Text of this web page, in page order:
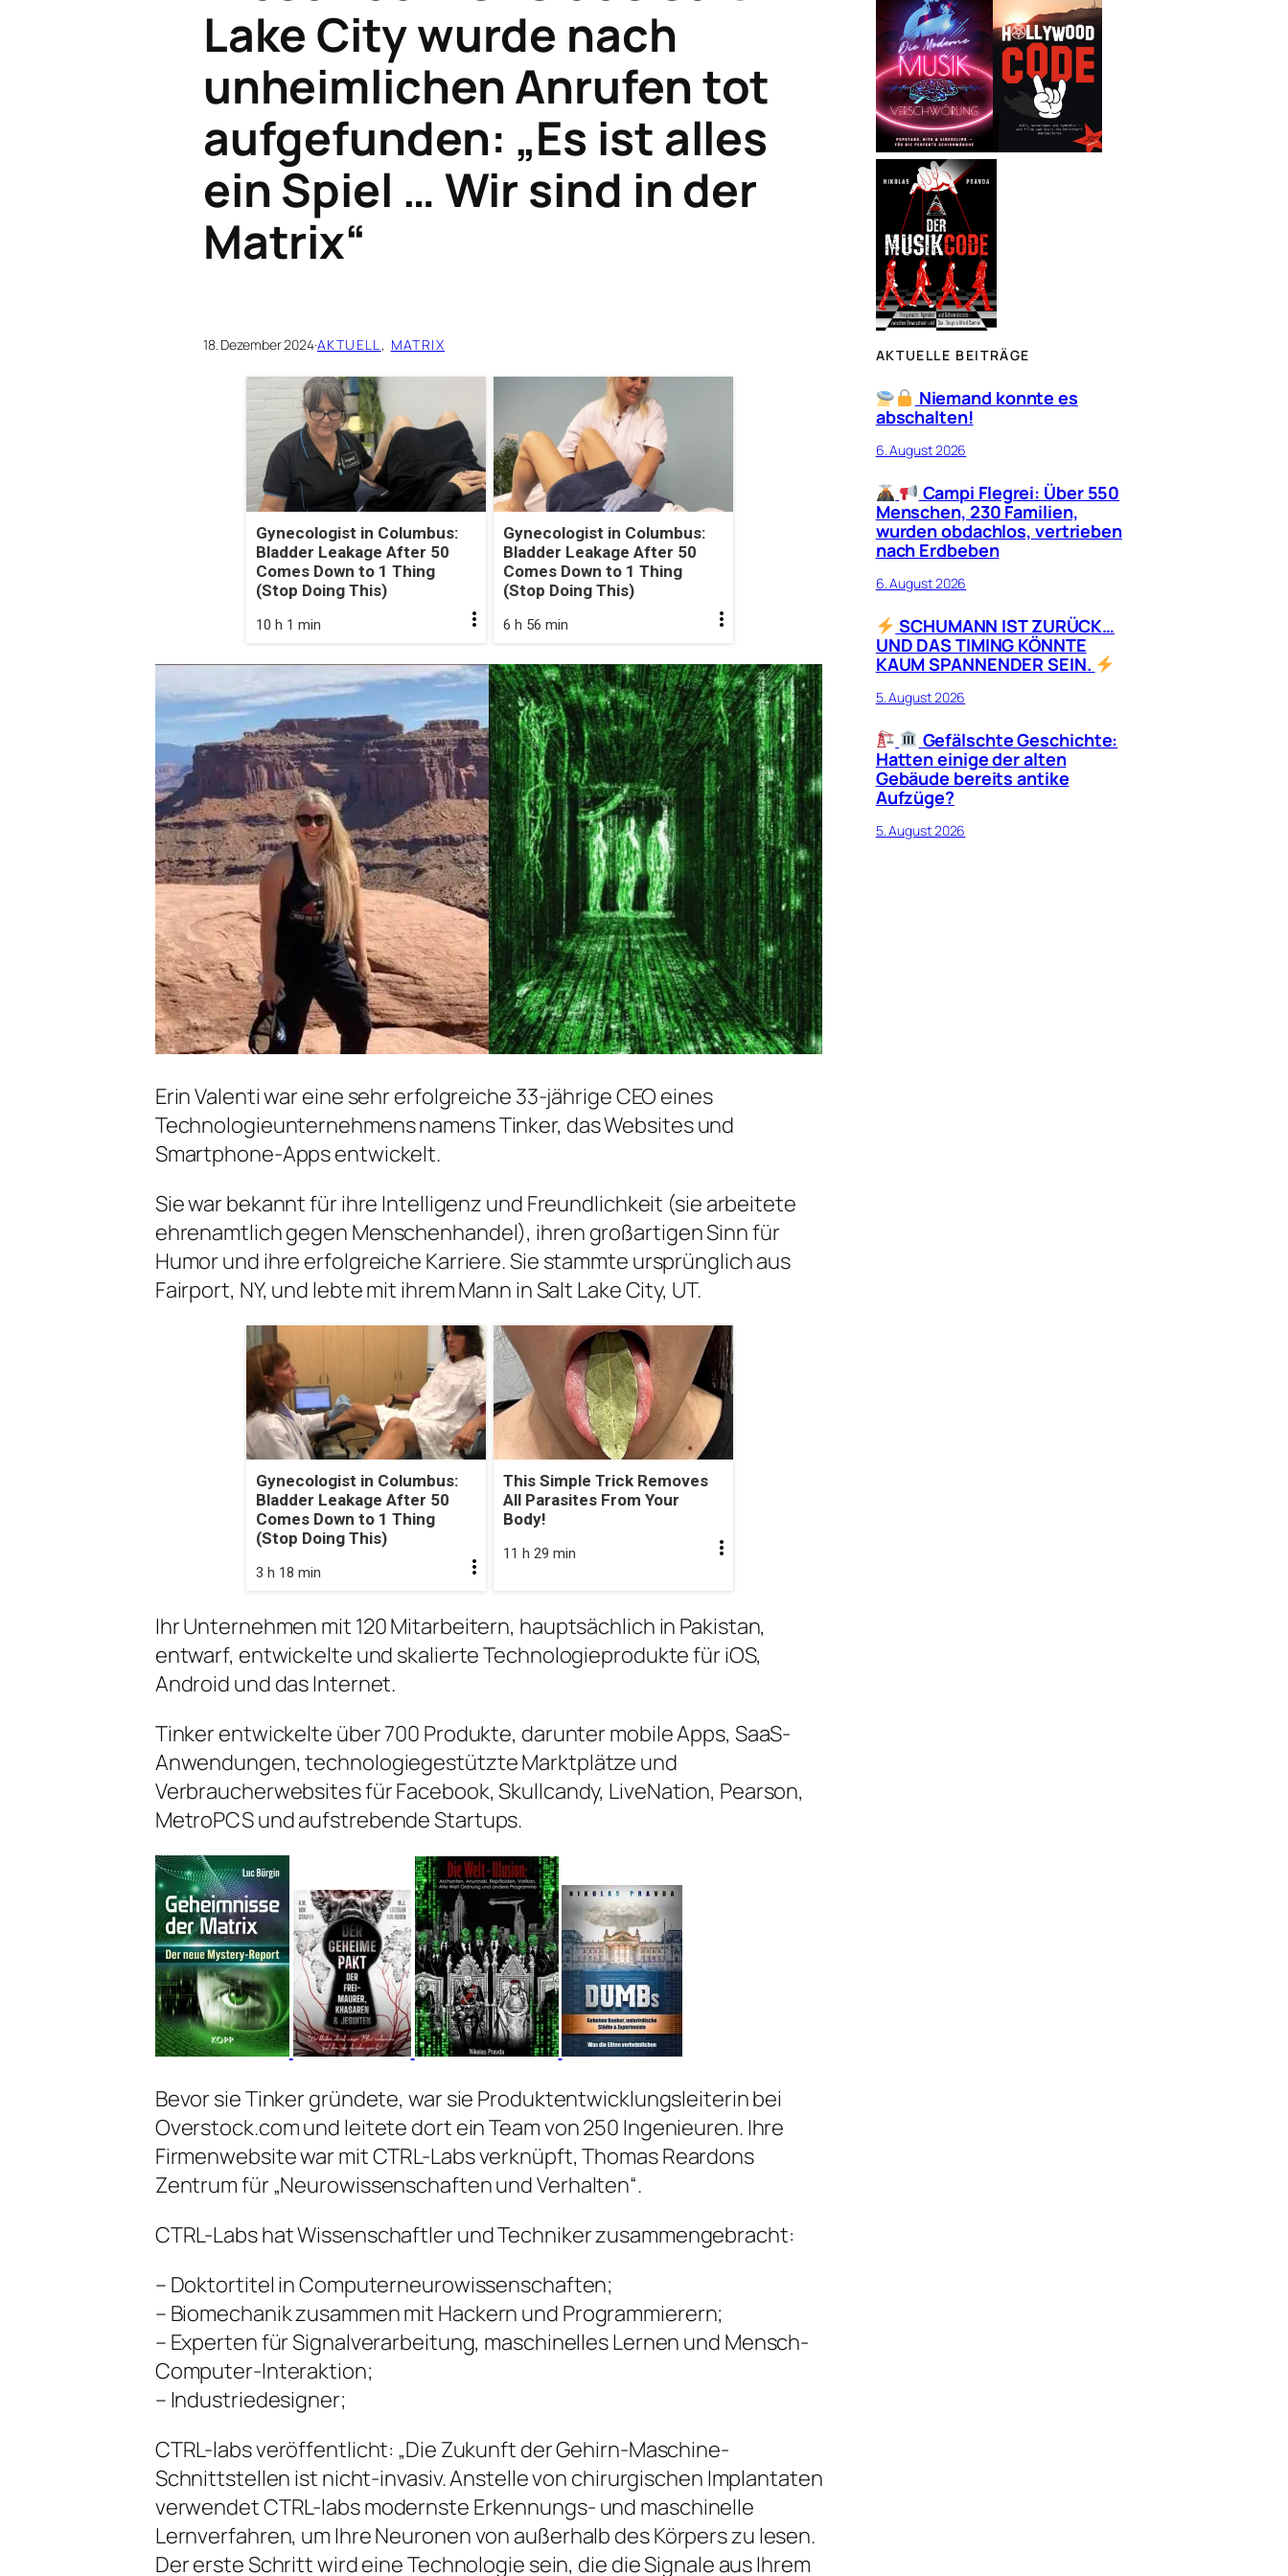
Lake City wurde nach
unheimlichen Anrufen tot
aufgefunden: „Es ist alles
ein Spiel … Wir sind in der
Matrix“
18. Dezember 2024·AKTUELL, MATRIX
Gynecologist in Columbus:
Bladder Leakage After 50
Comes Down to 1 Thing
(Stop Doing This)
10 h 1 min
Gynecologist in Columbus:
Bladder Leakage After 50
Comes Down to 1 Thing
(Stop Doing This)
6 h 56 min
Erin Valenti war eine sehr erfolgreiche 33-jährige CEO eines
Technologieunternehmens namens Tinker, das Websites und
Smartphone-Apps entwickelt.
Sie war bekannt für ihre Intelligenz und Freundlichkeit (sie arbeitete
ehrenamtlich gegen Menschenhandel), ihren großartigen Sinn für
Humor und ihre erfolgreiche Karriere. Sie stammte ursprünglich aus
Fairport, NY, und lebte mit ihrem Mann in Salt Lake City, UT.
Gynecologist in Columbus:
Bladder Leakage After 50
Comes Down to 1 Thing
(Stop Doing This)
3 h 18 min
This Simple Trick Removes
All Parasites From Your
Body!
11 h 29 min
Ihr Unternehmen mit 120 Mitarbeitern, hauptsächlich in Pakistan,
entwarf, entwickelte und skalierte Technologieprodukte für iOS,
Android und das Internet.
Tinker entwickelte über 700 Produkte, darunter mobile Apps, SaaS-
Anwendungen, technologiegestützte Marktplätze und
Verbraucherwebsites für Facebook, Skullcandy, LiveNation, Pearson,
MetroPCS und aufstrebende Startups.
Bevor sie Tinker gründete, war sie Produktentwicklungsleiterin bei
Overstock.com und leitete dort ein Team von 250 Ingenieuren. Ihre
Firmenwebsite war mit CTRL-Labs verknüpft, Thomas Reardons
Zentrum für „Neurowissenschaften und Verhalten“.
CTRL-Labs hat Wissenschaftler und Techniker zusammengebracht:
– Doktortitel in Computerneurowissenschaften;
– Biomechanik zusammen mit Hackern und Programmierern;
– Experten für Signalverarbeitung, maschinelles Lernen und Mensch-
Computer-Interaktion;
– Industriedesigner;
CTRL-labs veröffentlicht: „Die Zukunft der Gehirn-Maschine-
Schnittstellen ist nicht-invasiv. Anstelle von chirurgischen Implantaten
verwendet CTRL-labs modernste Erkennungs- und maschinelle
Lernverfahren, um Ihre Neuronen von außerhalb des Körpers zu lesen.
Der erste Schritt wird eine Technologie sein, die die Signale aus Ihrem
h
e
n
AKTUELLE BEITRÄGE
Niemand konnte es
abschalten!
6. August 2026
Campi Flegrei: Über 550
Menschen, 230 Familien,
wurden obdachlos, vertrieben
nach Erdbeben
6. August 2026
SCHUMANN IST ZURÜCK…
UND DAS TIMING KÖNNTE
KAUM SPANNENDER SEIN.
5. August 2026
Gefälschte Geschichte:
Hatten einige der alten
Gebäude bereits antike
Aufzüge?
5. August 2026